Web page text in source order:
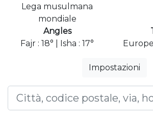
Lega musulmana
mondiale
Angles
Fajr : 18° | Isha : 17°
Impostazioni